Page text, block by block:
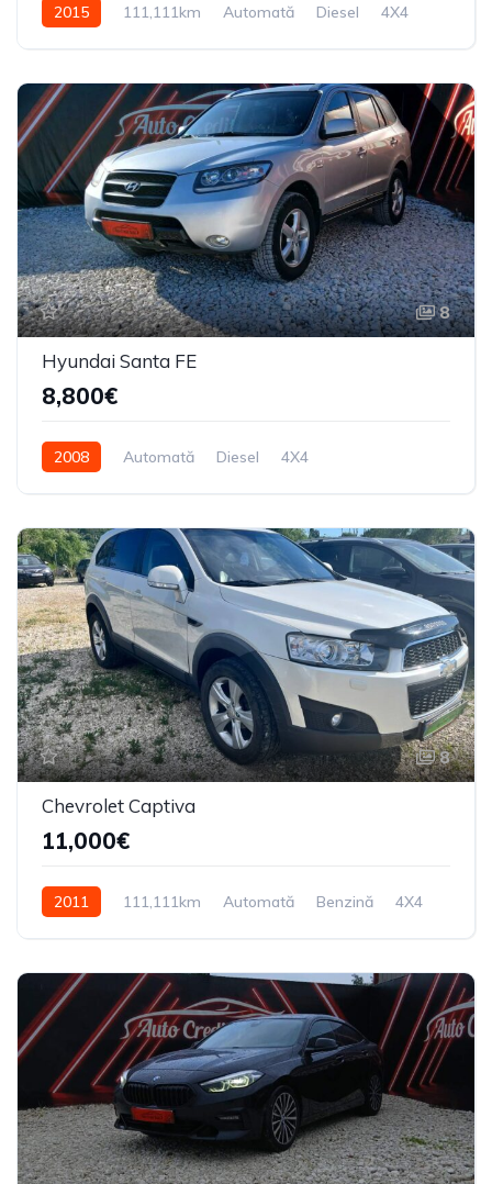
2015 111,111km Automată Diesel 4X4
8
Hyundai Santa FE
8,800€
2008 Automată Diesel 4X4
8
Chevrolet Captiva
11,000€
2011 111,111km Automată Benzină 4X4